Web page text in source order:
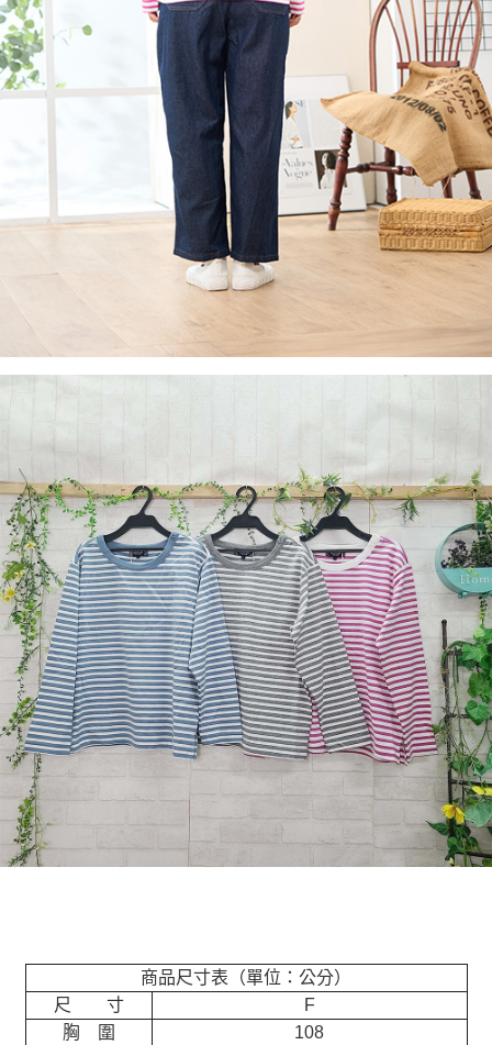
商品尺寸表（單位：公分）
尺 寸
F
胸 圍
108